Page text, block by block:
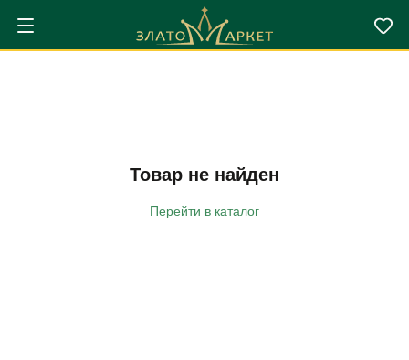
Товар не найден
Перейти в каталог